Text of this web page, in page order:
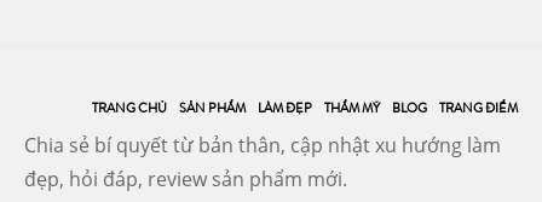
TRANG CHỦ SẢN PHẨM LÀM ĐẸP THẨM MỸ BLOG TRANG ĐIỂM
Chia sẻ bí quyết từ bản thân, cập nhật xu hướng làm
đẹp, hỏi đáp, review sản phẩm mới.